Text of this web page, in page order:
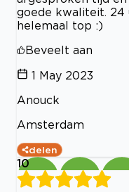
goede kwaliteit. 24
helemaal top :)
Beveelt aan
1 May 2023
Anouck
Amsterdam
delen
10